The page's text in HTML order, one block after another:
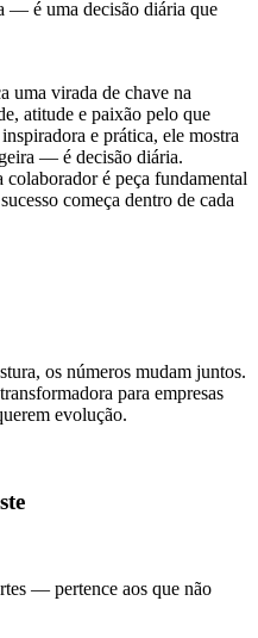
— é uma decisão diária que
uma virada de chave na
atitude e paixão pelo que
e prática, ele mostra
— é decisão diária.
colaborador é peça fundamental
começa dentro de cada
os números mudam juntos.
para empresas
evolução.
— pertence aos que não